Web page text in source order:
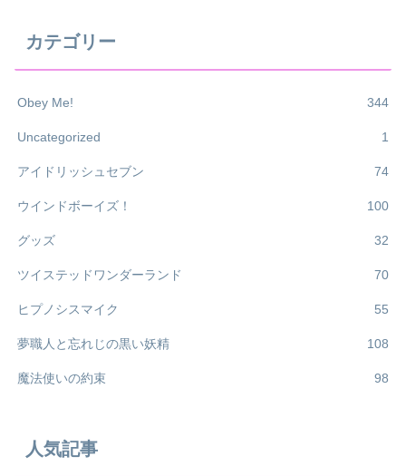
カテゴリー
Obey Me! 344
Uncategorized 1
アイドリッシュセブン 74
ウインドボーイズ！ 100
グッズ 32
ツイステッドワンダーランド 70
ヒプノシスマイク 55
夢職人と忘れじの黒い妖精 108
魔法使いの約束 98
人気記事